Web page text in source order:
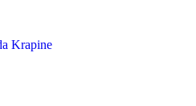
Krapine